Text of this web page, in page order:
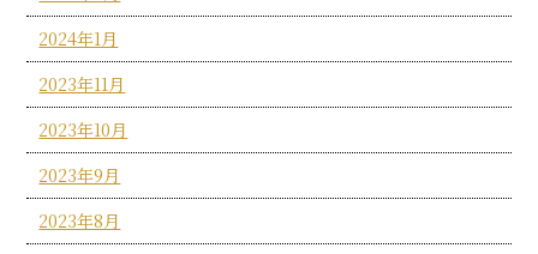
2024年1月
2023年11月
2023年10月
2023年9月
2023年8月